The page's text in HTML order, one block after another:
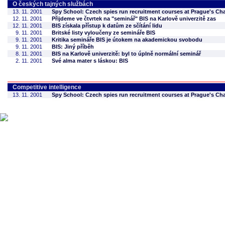
O českých tajných službách
13. 11. 2001
Spy School: Czech spies run recruitment courses at Prague's
12. 11. 2001
Přijdeme ve čtvrtek na "seminář" BIS na Karlově univerzitě zas
12. 11. 2001
BIS získala přístup k datům ze sčítání lidu
9. 11. 2001
Britské listy vyloučeny ze semináře BIS
9. 11. 2001
Kritika semináře BIS je útokem na akademickou svobodu
9. 11. 2001
BIS: Jiný příběh
8. 11. 2001
BIS na Karlově univerzitě: byl to úplně normální seminář
2. 11. 2001
Své alma mater s láskou: BIS
Competitive intelligence
13. 11. 2001 Spy School: Czech spies run recruitment courses at Prague's